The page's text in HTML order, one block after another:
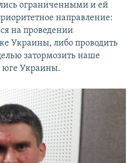
ограниченными и ей
направление:
на проведении
Украины, либо проводить
затормозить наше
юге Украины.